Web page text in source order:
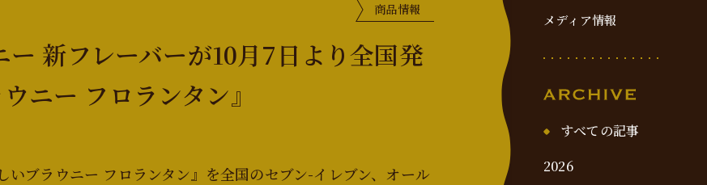
商品情報
ー 新フレーバーが10月7日より全国発
ニー フロランタン』
ブラウニー フロランタン』を全国のセブン-イレブン、オール
メディア情報
すべての記事
2026